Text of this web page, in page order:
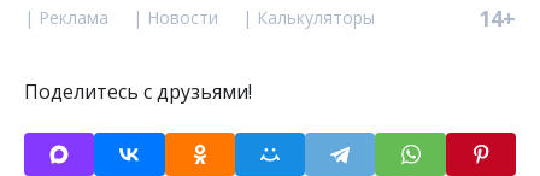
| Реклама
| Новости | Калькуляторы 14+
Поделитесь с друзьями!